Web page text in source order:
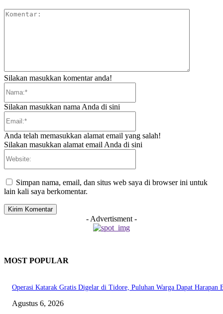
Silakan masukkan komentar anda!
Silakan masukkan nama Anda di sini
Anda telah memasukkan alamat email yang salah!
Silakan masukkan alamat email Anda di sini
Simpan nama, email, dan situs web saya di browser ini untuk
lain kali saya berkomentar.
- Advertisment -
MOST POPULAR
Operasi Katarak Gratis Digelar di Tidore, Puluhan Warga Dapat Harapan
Agustus 6, 2026